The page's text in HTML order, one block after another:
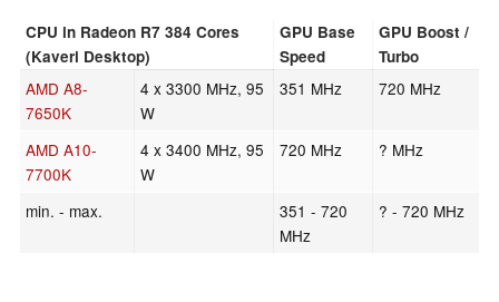
CPU in Radeon R7 384 Cores
(Kaveri Desktop)
GPU Base
Speed
GPU Boost /
Turbo
AMD A8-
7650K
4 x 3300 MHz, 95
W
351 MHz 720 MHz
AMD A10-
7700K
4 x 3400 MHz, 95
W
720 MHz ? MHz
min. - max.
351 - 720
MHz
? - 720 MHz